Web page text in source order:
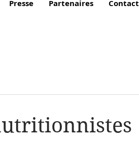
Presse Partenaires Contact